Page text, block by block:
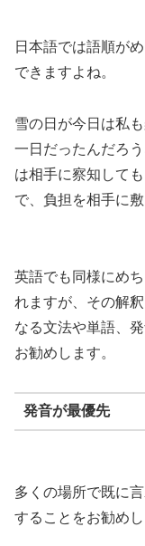
日本語では語順が
できますよね。
雪の日が今日は私
一日だったんだろ
は相手に察知して
で、負担を相手に敷
英語でも同様にめ
れますが、その解
なる文法や単語、
お勧めします。
発音が最優先
多くの場所で既に
することをお勧めし